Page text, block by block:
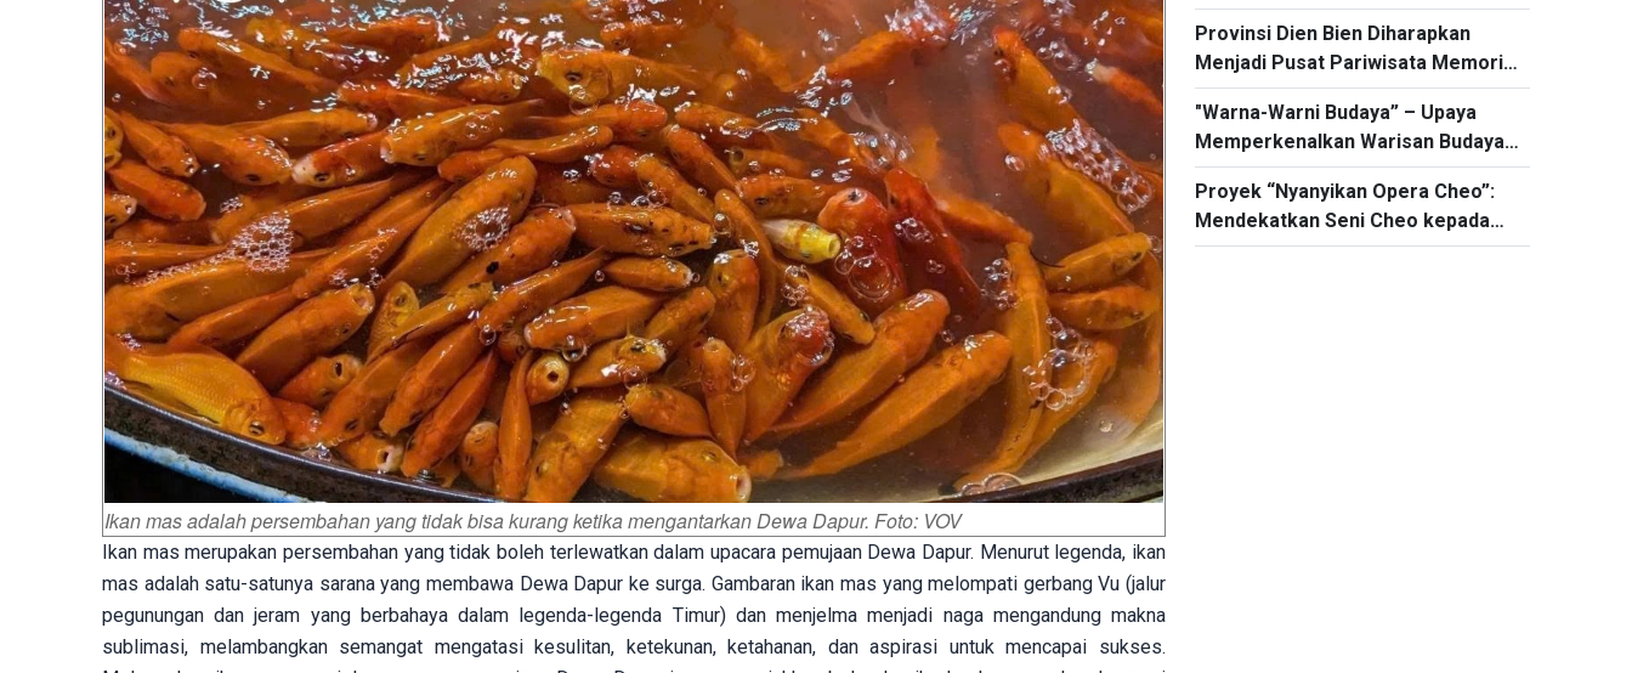
Ikan mas adalah persembahan yang tidak bisa kurang ketika mengantarkan Dewa Dapur. Foto: VOV
Ikan mas merupakan persembahan yang tidak boleh terlewatkan dalam upacara pemujaan Dewa Dapur. Menurut legenda, ikan
mas adalah satu-satunya sarana yang membawa Dewa Dapur ke surga. Gambaran ikan mas yang melompati gerbang Vu (jalur
pegunungan dan jeram yang berbahaya dalam legenda-legenda Timur) dan menjelma menjadi naga mengandung makna
sublimasi, melambangkan semangat mengatasi kesulitan, ketekunan, ketahanan, dan aspirasi untuk mencapai sukses.
Daerah Tay Nguyen Secara Diam-
Diam
Provinsi Dien Bien Diharapkan
Menjadi Pusat Pariwisata Memori
dan Pengalaman Budaya
"Warna-Warni Budaya” – Upaya
Memperkenalkan Warisan Budaya
yang Berharga kepada Publik
Proyek “Nyanyikan Opera Cheo”:
Mendekatkan Seni Cheo kepada
Kaum Muda